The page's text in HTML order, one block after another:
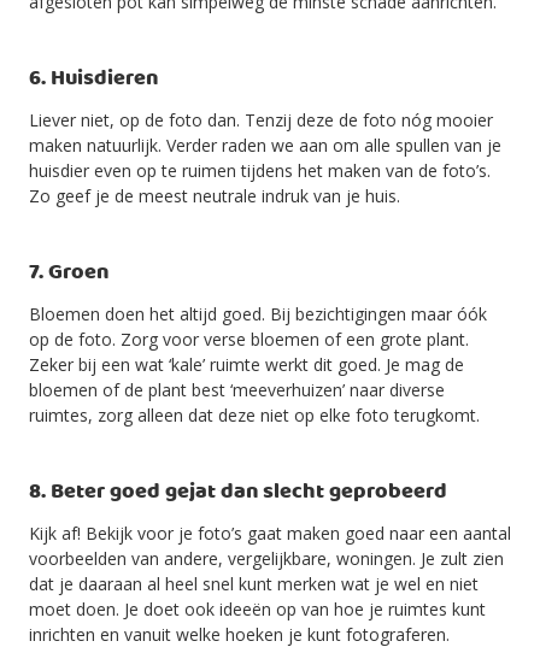
6. Huisdieren
Liever niet, op de foto dan. Tenzij deze de foto nóg mooier
maken natuurlijk. Verder raden we aan om alle spullen van je
huisdier even op te ruimen tijdens het maken van de foto’s.
Zo geef je de meest neutrale indruk van je huis.
7. Groen
Bloemen doen het altijd goed. Bij bezichtigingen maar óók
op de foto. Zorg voor verse bloemen of een grote plant.
Zeker bij een wat ‘kale’ ruimte werkt dit goed. Je mag de
bloemen of de plant best ‘meeverhuizen’ naar diverse
ruimtes, zorg alleen dat deze niet op elke foto terugkomt.
8. Beter goed gejat dan slecht geprobeerd
Kijk af! Bekijk voor je foto’s gaat maken goed naar een aantal
voorbeelden van andere, vergelijkbare, woningen. Je zult zien
dat je daaraan al heel snel kunt merken wat je wel en niet
moet doen. Je doet ook ideeën op van hoe je ruimtes kunt
inrichten en vanuit welke hoeken je kunt fotograferen.